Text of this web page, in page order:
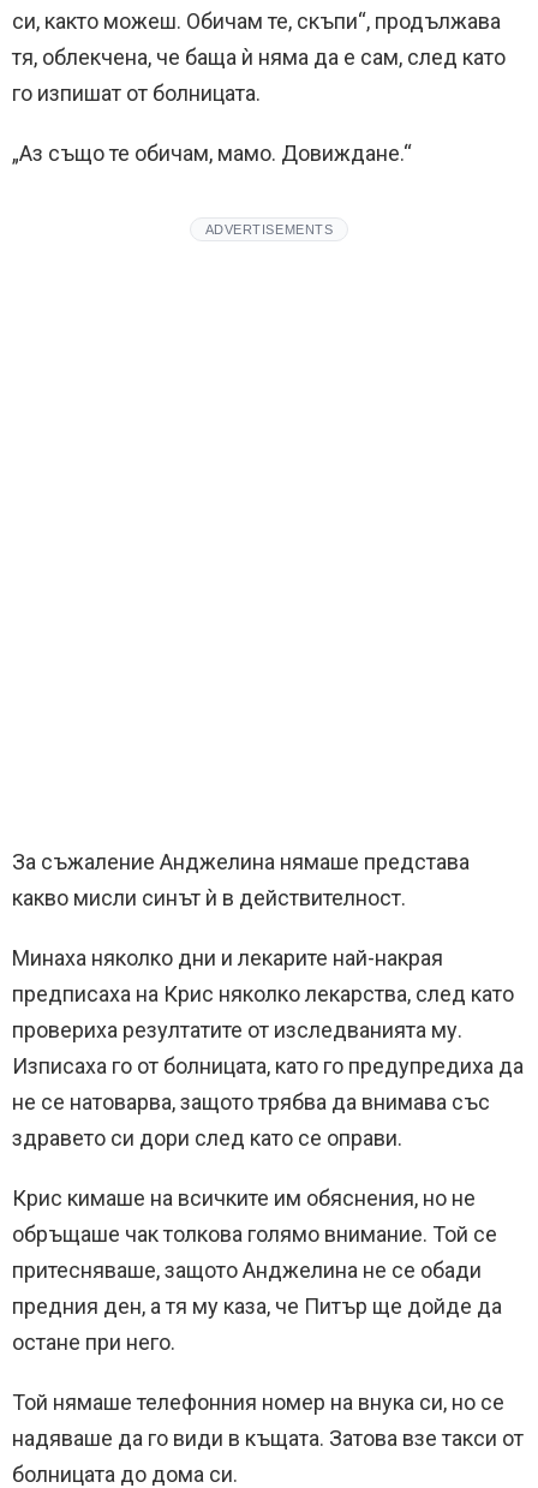
си, както можеш. Обичам те, скъпи“, продължава
тя, облекчена, че баща ѝ няма да е сам, след като
го изпишат от болницата.
„Аз също те обичам, мамо. Довиждане.“
ADVERTISEMENTS
За съжаление Анджелина нямаше представа
какво мисли синът ѝ в действителност.
Минаха няколко дни и лекарите най-накрая
предписаха на Крис няколко лекарства, след като
провериха резултатите от изследванията му.
Изписаха го от болницата, като го предупредиха да
не се натоварва, защото трябва да внимава със
здравето си дори след като се оправи.
Крис кимаше на всичките им обяснения, но не
обръщаше чак толкова голямо внимание. Той се
притесняваше, защото Анджелина не се обади
предния ден, а тя му каза, че Питър ще дойде да
остане при него.
Той нямаше телефонния номер на внука си, но се
надяваше да го види в къщата. Затова взе такси от
болницата до дома си.